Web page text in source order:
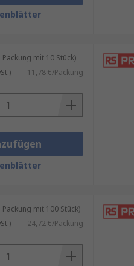
mit 10 Stück)
11,78 €/Packung
mit 100 Stück)
24,72 €/Packung